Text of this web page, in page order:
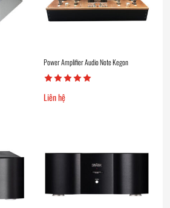
Power Amplifier Audio Note Kegon
Liên hệ